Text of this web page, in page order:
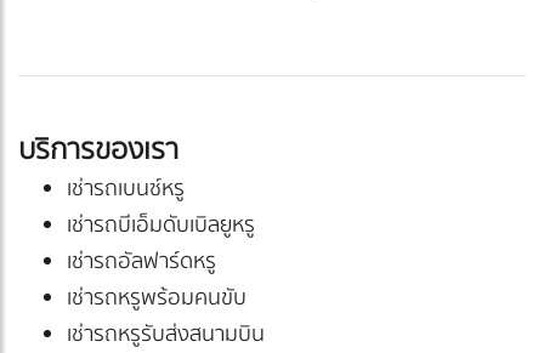
บริการของเรา
เช่ารถเบนซ์หรู
เช่ารถบีเอ็มดับเบิลยูหรู
เช่ารถอัลฟาร์ดหรู
เช่ารถหรูพร้อมคนขับ
เช่ารถหรูรับส่งสนามบิน